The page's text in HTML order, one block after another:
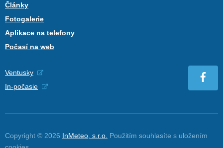
Články
Fotogalerie
Aplikace na telefony
Počasí na web
Ventusky
In-počasie
Copyright © 2026 InMeteo, s.r.o. Použitím souhlasíte s uložením